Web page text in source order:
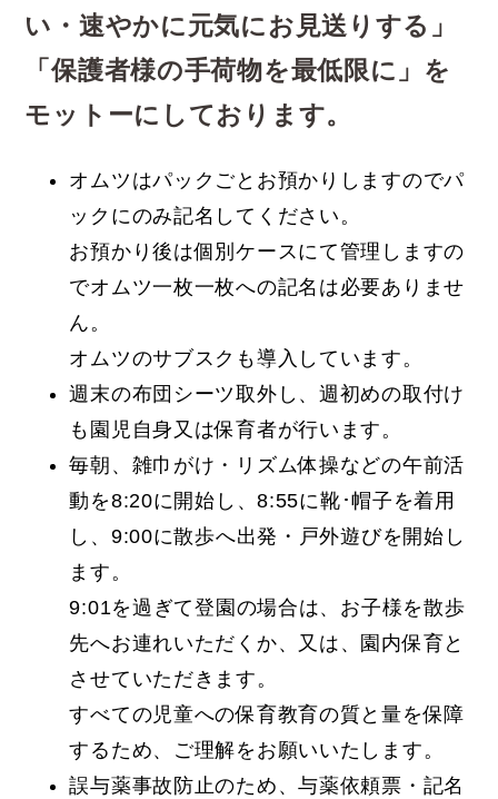
い・速やかに元気にお見送りする」
「保護者様の手荷物を最低限に」を
モットーにしております。
オムツはパックごとお預かりしますのでパ
ックにのみ記名してください。
お預かり後は個別ケースにて管理しますの
でオムツ一枚一枚への記名は必要ありませ
ん。
オムツのサブスクも導入しています。
週末の布団シーツ取外し、週初めの取付け
も園児自身又は保育者が行います。
毎朝、雑巾がけ・リズム体操などの午前活
動を8:20に開始し、8:55に靴･帽子を着用
し、9:00に散歩へ出発・戸外遊びを開始し
ます。
9:01を過ぎて登園の場合は、お子様を散歩
先へお連れいただくか、又は、園内保育と
させていただきます。
すべての児童への保育教育の質と量を保障
するため、ご理解をお願いいたします。
誤与薬事故防止のため、与薬依頼票・記名